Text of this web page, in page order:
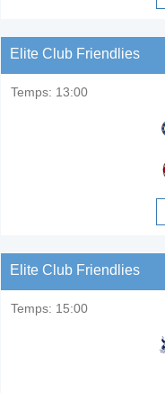
Elite Club Friendlies
Temps: 13:00
Elite Club Friendlies
Temps: 15:00